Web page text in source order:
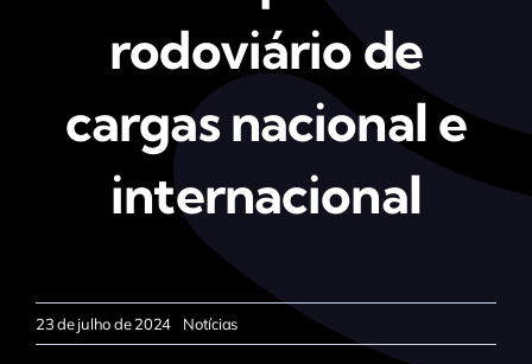
rodoviário de
cargas nacional e
internacional
23 de julho de 2024 Notícias